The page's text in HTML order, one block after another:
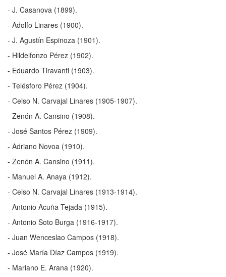
- J. Casanova (1899).
- Adolfo Linares (1900).
- J. Agustín Espinoza (1901).
- Hildelfonzo Pérez (1902).
- Eduardo Tiravanti (1903).
- Telésforo Pérez (1904).
- Celso N. Carvajal Linares (1905-1907).
- Zenón A. Cansino (1908).
- José Santos Pérez (1909).
- Adriano Novoa (1910).
- Zenón A. Cansino (1911).
- Manuel A. Anaya (1912).
- Celso N. Carvajal Linares (1913-1914).
- Antonio Acuña Tejada (1915).
- Antonio Soto Burga (1916-1917).
- Juan Wenceslao Campos (1918).
- José María Díaz Campos (1919).
- Mariano E. Arana (1920).